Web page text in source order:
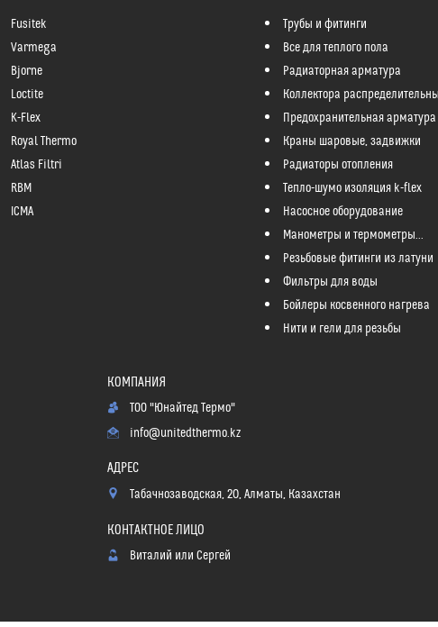
Fusitek
Varmega
Bjorne
Loctite
K-Flex
Royal Thermo
Atlas Filtri
RBM
ICMA
Трубы и фитинги
Все для теплого пола
Радиаторная арматура
Коллектора
Предохранительная арматура
Краны шаровые, задвижки
Радиаторы отопления
Тепло-шумо изоляция k-flex
Насосное оборудование
Манометры и термометры...
Резьбовые фитинги из латуни
Фильтры для воды
Бойлеры косвенного нагрева
Нити и гели для резьбы
ТОО "Юнайтед Термо"
info@unitedthermo.kz
Табачнозаводская, 20, Алматы, Казахстан
Виталий или Сергей